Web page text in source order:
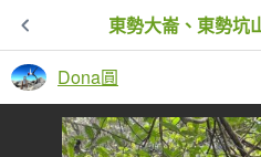
東勢大崙、東勢坑
Dona圓